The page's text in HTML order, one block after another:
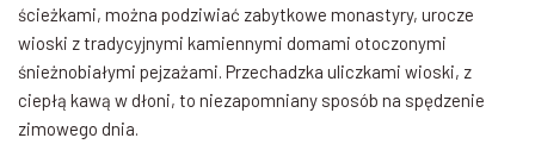
ścieżkami, można podziwiać zabytkowe monastyry, urocze
wioski z tradycyjnymi kamiennymi domami otoczonymi
śnieżnobiałymi pejzażami. Przechadzka uliczkami wioski, z
ciepłą kawą w dłoni, to niezapomniany sposób na spędzenie
zimowego dnia.